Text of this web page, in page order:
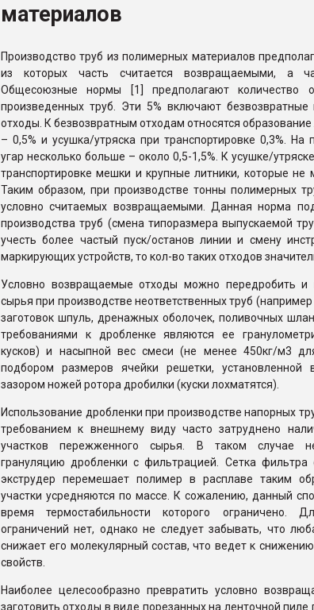
материалов
Производство труб из полимерных материалов
из которых часть считается возвращаемыми, а
Общесоюзные нормы [1] предполагают количество
произведенных труб. Эти 5% включают
отходы. К безвозвратным отходам относятся образование
– 0,5% и усушка/утряска при транспортировке 0,3%. На
угар несколько больше – около 0,5-1,5%. К усушке/
транспортировке мешки и крупные литники, которые не
Таким образом, при производстве тонны полимерных
условно считаемых возвращаемыми. Данная норма
производства труб (смена типоразмера выпускаемой
учесть более частый пуск/останов линии и смену
маркирующих устройств, то кол-во таких отходов
Условно возвращаемые отходы можно передробить и
сырья при производстве неответственных труб
заготовок шпуль, дренажных оболочек, поливочных
требованиями к дробленке являются ее
кусков) и насыпной вес смеси (не менее 450кг/м3
подбором размеров ячейки решетки, установленной
зазором ножей ротора дробилки (куски лохматятся).
Использование дробленки при производстве напорных
требованием к внешнему виду часто затруднено
участков пережженного сырья. В таком случае
грануляцию дробленки с фильтрацией. Сетка фильтра
экструдер перемешает полимер в расплаве таким
участки усредняются по массе. К сожалению, данный
время термостабильности которого ограничено.
ограничений нет, однако не следует забывать, что
снижает его молекулярный состав, что ведет к
свойств.
Наиболее целесообразно превратить условно
заготовить отходы в виде порезанных на ленточной пиле